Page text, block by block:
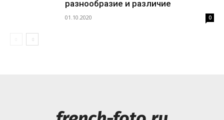
разнообразие и различие
01.10.2020 0